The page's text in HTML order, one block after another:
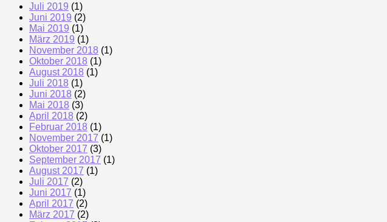
Juli 2019 (1)
Juni 2019 (2)
Mai 2019 (1)
März 2019 (1)
November 2018 (1)
Oktober 2018 (1)
August 2018 (1)
Juli 2018 (1)
Juni 2018 (2)
Mai 2018 (3)
April 2018 (2)
Februar 2018 (1)
November 2017 (1)
Oktober 2017 (3)
September 2017 (1)
August 2017 (1)
Juli 2017 (2)
Juni 2017 (1)
April 2017 (2)
März 2017 (2)